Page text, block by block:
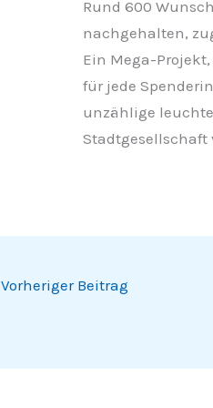
Rund 600
nachgehalten,
Ein Mega-
für jede
unzählige
Stadtgesellschaft
Vorheriger Beitrag